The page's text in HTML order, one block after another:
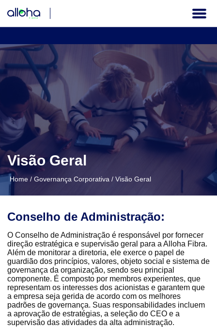
A COMPANHIA
GOVERNANÇA CORPORATIVA
INFORMAÇÕES FINANCEIRAS
SERVIÇOS AOS INVESTIDORES
PT
Visão Geral
Home / Governança Corporativa / Visão Geral
Conselho de Administração:
O Conselho de Administração é responsável por fornecer
direção estratégica e supervisão geral para a Alloha Fibra.
Além de monitorar a diretoria, ele exerce o papel de
guardião dos princípios, valores, objeto social e sistema de
governança da organização, sendo seu principal
componente. É composto por membros experientes, que
representam os interesses dos acionistas e garantem que
a empresa seja gerida de acordo com os melhores
padrões de governança. Suas responsabilidades incluem
a aprovação de estratégias, a seleção do CEO e a
supervisão das atividades da alta administração.